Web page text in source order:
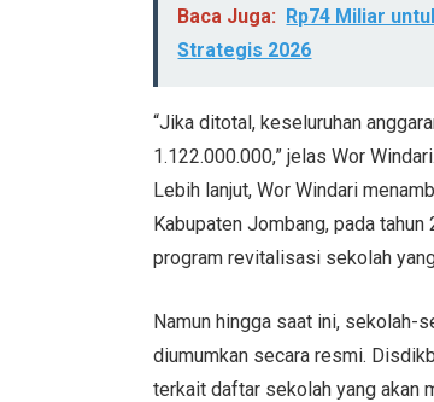
Baca Juga: Rp74 Miliar
Strategis 2026
“Jika ditotal, keseluruhan
1.122.000.000,” jelas Wor Windari.
Lebih lanjut, Wor Windari
Kabupaten Jombang, pada
program revitalisasi sekolah
Namun hingga saat ini,
diumumkan secara resmi.
terkait daftar sekolah yang akan